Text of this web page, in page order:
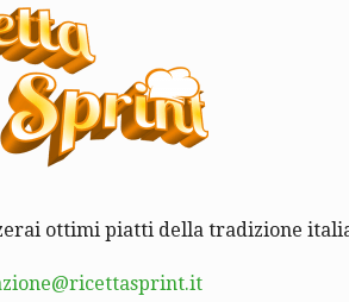
ottimi piatti della tradizione